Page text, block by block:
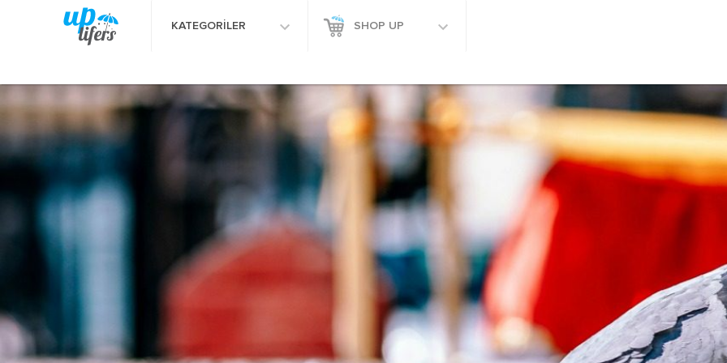
KATEGORİLER SHOP UP